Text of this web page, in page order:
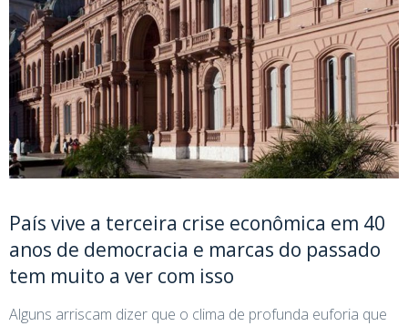
País vive a terceira crise econômica em 40
anos de democracia e marcas do passado
tem muito a ver com isso
Alguns arriscam dizer que o clima de profunda euforia que